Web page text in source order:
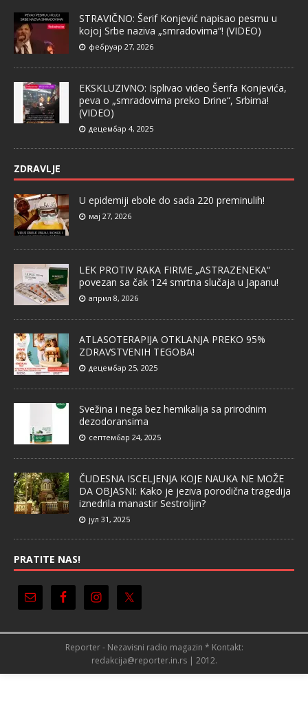
STRAVIČNO: Šerif Konjević napisao pesmu u
kojoj Srbe naziva „smradovima“! (VIDEO)
фебруар 27, 2026
EKSKLUZIVNO: Isplivao video Šerifa Konjevića,
peva o „smradovima preko Drine“, Srbima!
(VIDEO)
децембар 4, 2025
ZDRAVLJE
U epidemiji ebole do sada 220 preminulih!
мај 27, 2026
LEK PROTIV RAKA FIRME „ASTRAZENEKA“
povezan sa čak 124 smrtna slučaja u Japanu!
април 8, 2026
ATLASOTERAPIJA OTKLANJA PREKO 95%
ZDRAVSTVENIH TEGOBA!
децембар 25, 2025
Svežina i nega bez hemikalija sa prirodnim
dezodoransima
септембар 24, 2025
ČUDESNA ISCELJENJA KOJE NAUKA NE MOŽE
DA OBJASNI: Kako je jeziva porodična tragedija
iznedrila manastir Sestroljin?
јул 31, 2025
PRATITE NAS!
Reporter - Nezavisni radio magazin * Kontakt:
redakcija@reporter.in.rs | 2012.